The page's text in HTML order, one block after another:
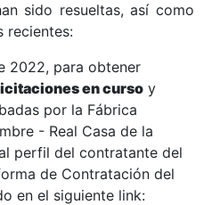
sido resueltas, así como
recientes:
2022, para obtener
en curso y
por la Fábrica
- Real Casa de la
perfil del contratante del
de Contratación del
en el siguiente link: